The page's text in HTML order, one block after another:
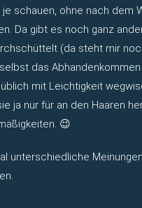
schauen, ohne nach dem
Da gibt es noch ganz
(da steht mir
das
mit Leichtigkeit
ja nur für an den Haaren
😉
unterschiedliche